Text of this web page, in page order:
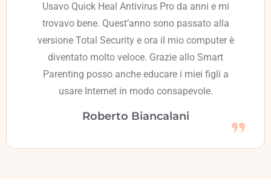
Usavo Quick Heal Antivirus Pro da anni e mi
trovavo bene. Quest’anno sono passato alla
versione Total Security e ora il mio computer è
diventato molto veloce. Grazie allo Smart
Parenting posso anche educare i miei figli a
usare Internet in modo consapevole.
Roberto Biancalani